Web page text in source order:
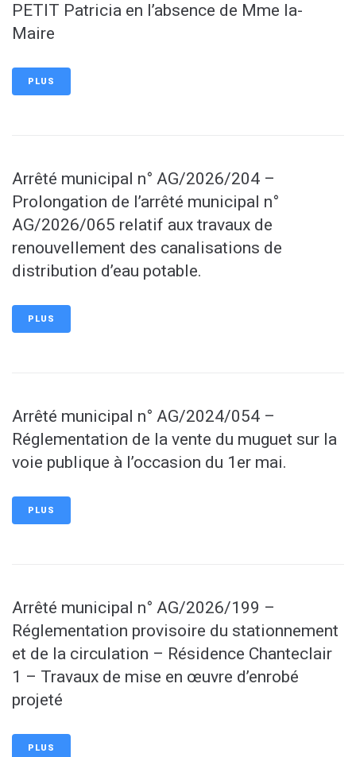
PETIT Patricia en l’absence de Mme la-
Maire
PLUS
Arrêté municipal n° AG/2026/204 –
Prolongation de l’arrêté municipal n°
AG/2026/065 relatif aux travaux de
renouvellement des canalisations de
distribution d’eau potable.
PLUS
Arrêté municipal n° AG/2024/054 –
Réglementation de la vente du muguet sur la
voie publique à l’occasion du 1er mai.
PLUS
Arrêté municipal n° AG/2026/199 –
Réglementation provisoire du stationnement
et de la circulation – Résidence Chanteclair
1 – Travaux de mise en œuvre d’enrobé
projeté
PLUS